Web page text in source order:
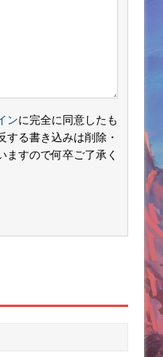
ンに完全に同意したも
する書き込みは削除・
ますので何卒ご了承く